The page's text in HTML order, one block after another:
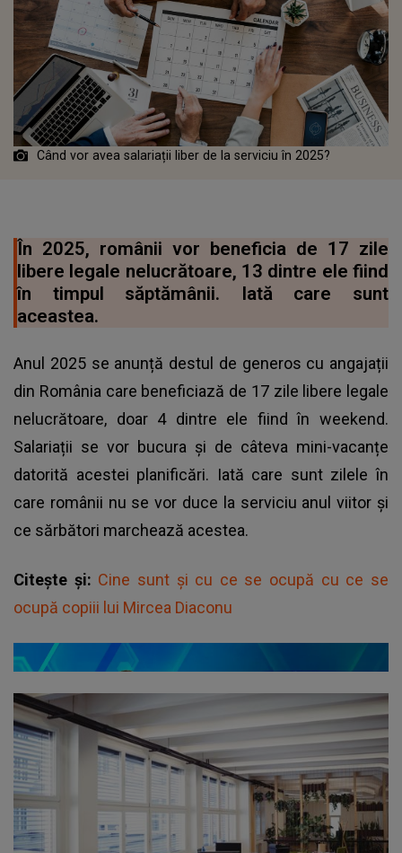
Când vor avea salariații liber de la serviciu în 2025?
În 2025, românii vor beneficia de 17 zile
libere legale nelucrătoare, 13 dintre ele fiind
în timpul săptămânii. Iată care sunt
aceastea.
Anul 2025 se anunță destul de generos cu angajații
din România care beneficiază de 17 zile libere legale
nelucrătoare, doar 4 dintre ele fiind în weekend.
Salariații se vor bucura și de câteva mini-vacanțe
datorită acestei planificări. Iată care sunt zilele în
care românii nu se vor duce la serviciu anul viitor și
ce sărbători marchează acestea.
Citește și: Cine sunt și cu ce se ocupă cu ce se
ocupă copiii lui Mircea Diaconu